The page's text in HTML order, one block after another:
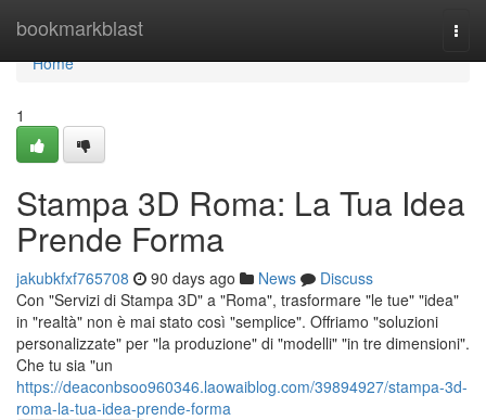
bookmarkblast
Home
Home
1
Stampa 3D Roma: La Tua Idea
Prende Forma
jakubkfxf765708 90 days ago News
Discuss
Con "Servizi di Stampa 3D" a "Roma", trasformare "le tue" "idea"
in "realtà" non è mai stato così "semplice". Offriamo "soluzioni
personalizzate" per "la produzione" di "modelli" "in tre dimensioni".
Che tu sia "un
https://deaconbsoo960346.laowaiblog.com/39894927/stampa-3d-
roma-la-tua-idea-prende-forma